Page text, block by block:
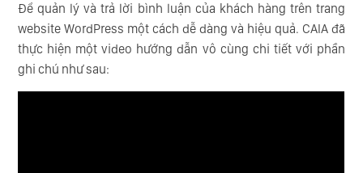
Để quản lý và trả lời bình luận của khách hàng trên trang
website WordPress một cách dễ dàng và hiệu quả. CAIA đã
thực hiện một video hướng dẫn vô cùng chi tiết với phần
ghi chú như sau: